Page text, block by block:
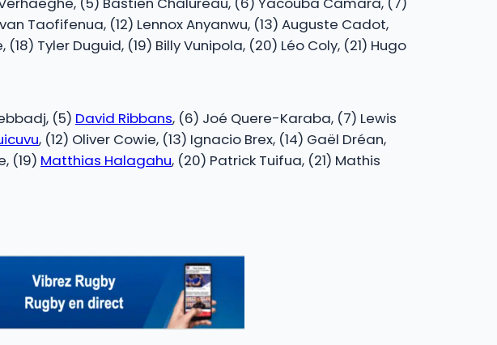
Taofifenua, (12) Lennox Anyanwu, (13) Auguste Cadot,
Tyler Duguid, (19) Billy Vunipola, (20) Léo Coly, (21) Hugo
(5) David Ribbans, (6) Joé Quere-Karaba, (7) Lewis
, (12) Oliver Cowie, (13) Ignacio Brex, (14) Gaël Dréan,
(19) Matthias Halagahu, (20) Patrick Tuifua, (21) Mathis